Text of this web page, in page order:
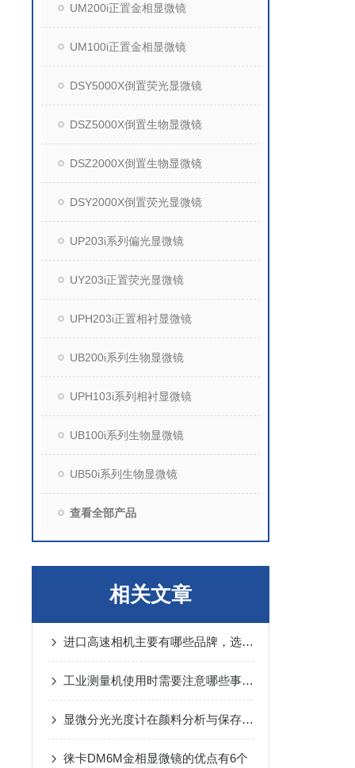
UM200i正置金相显微镜
UM100i正置金相显微镜
DSY5000X倒置荧光显微镜
DSZ5000X倒置生物显微镜
DSZ2000X倒置生物显微镜
DSY2000X倒置荧光显微镜
UP203i系列偏光显微镜
UY203i正置荧光显微镜
UPH203i正置相衬显微镜
UB200i系列生物显微镜
UPH103i系列相衬显微镜
UB100i系列生物显微镜
UB50i系列生物显微镜
查看全部产品
相关文章
进口高速相机主要有哪些品牌，选购高速相机主要要考虑哪些因素？
工业测量机使用时需要注意哪些事项？
显微分光光度计在颜料分析与保存中的关键作用
徕卡DM6M金相显微镜的优点有6个